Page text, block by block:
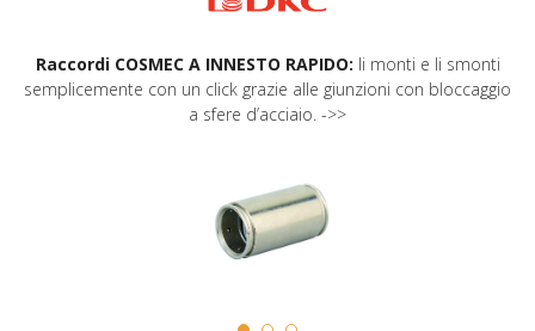
Raccordi COSMEC A INNESTO RAPIDO: li monti e li smonti
semplicemente con un click grazie alle giunzioni con bloccaggio
a sfere d’acciaio. ->>